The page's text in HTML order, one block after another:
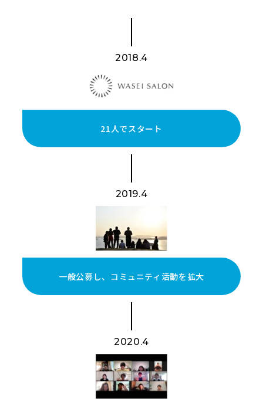
2018.4
21人でスタート
2019.4
一般公募し、コミュニティ活動を拡大
2020.4